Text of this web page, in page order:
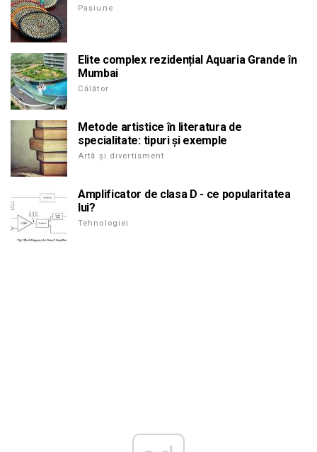
Pasiune
Elite complex rezidențial Aquaria Grande în
Mumbai
Călător
Metode artistice în literatura de
specialitate: tipuri și exemple
Artă și divertisment
Amplificator de clasa D - ce popularitatea
lui?
Tehnologiei